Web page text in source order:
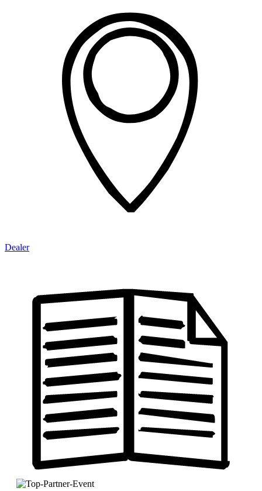
Dealer